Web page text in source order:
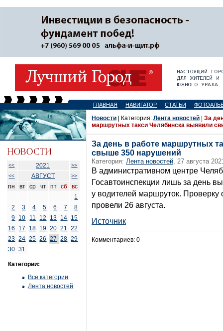
ГЛАВНАЯ НАВИГАТОР СТАТЬИ
<< 2021
>>
<<
АВГУСТ >>
пн вт ср чт пт сб
вс
1
2
3 4 5 6 7
8
9 10 11 12 13 14 15
16
17 18 19 20 21
22
23 24 25 26 27 28 29
30 31
Категории:
Все категории
Лента новостей
Новости | Категория: Лента новостей
За
маршрутных такси Челябинска выявили
За день в работе маршрутных
свыше 350 нарушений
Категория: Лента новостей, 27 августа
В административном центре
Госавтоинспекции лишь за день
у водителей маршруток. Проверку
провели 26 августа.
Источник
Комментариев: 0